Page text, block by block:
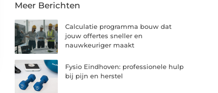
Meer Berichten
Calculatie programma bouw dat
jouw offertes sneller en
nauwkeuriger maakt
Fysio Eindhoven: professionele hulp
bij pijn en herstel